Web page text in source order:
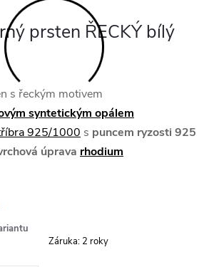
prsten ŘECKÝ bílý
s řeckým motivem
syntetickým opálem
925/1000 s puncem ryzosti 925
úprava rhodium
Záruka: 2 roky